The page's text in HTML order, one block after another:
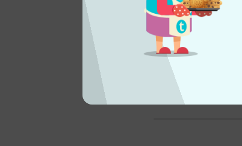
FIRMENSTANDORT
Deutschland